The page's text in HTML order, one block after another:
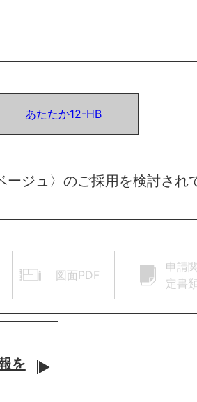
あたたか12-HB
ジュ〉のご採用を検討され
図面PDF
申請
定書
を